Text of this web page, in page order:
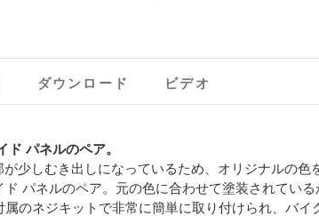
ダウンロード ビデオ
パネルのペア。
が少しむき出しになっているため、オリジナルの
パネルのペア。元の色に合わせて塗装されてい
属のネジキットで非常に簡単に取り付けられ、バ